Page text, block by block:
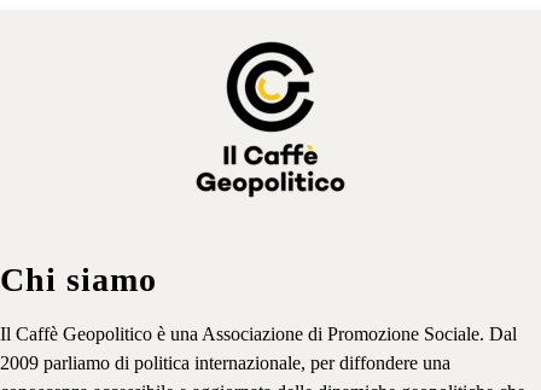
Chi siamo
Il Caffè Geopolitico è una Associazione di Promozione Sociale. Dal
2009 parliamo di politica internazionale, per diffondere una